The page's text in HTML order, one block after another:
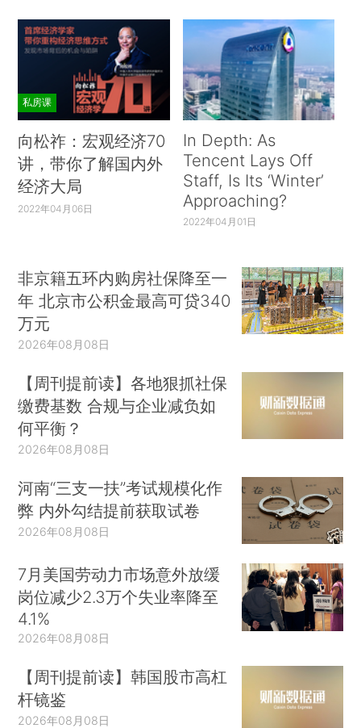
私房课
向松祚：宏观经济70
讲，带你了解国内外
经济大局
2022年04月06日
In Depth: As
Tencent Lays Off
Staff, Is Its ‘Winter’
Approaching?
2022年04月01日
非京籍五环内购房社保降至一
年 北京市公积金最高可贷340
万元
2026年08月08日
【周刊提前读】各地狠抓社保
缴费基数 合规与企业减负如
何平衡？
2026年08月08日
河南“三支一扶”考试规模化作
弊 内外勾结提前获取试卷
2026年08月08日
7月美国劳动力市场意外放缓
岗位减少2.3万个失业率降至
4.1%
2026年08月08日
【周刊提前读】韩国股市高杠
杆镜鉴
2026年08月08日